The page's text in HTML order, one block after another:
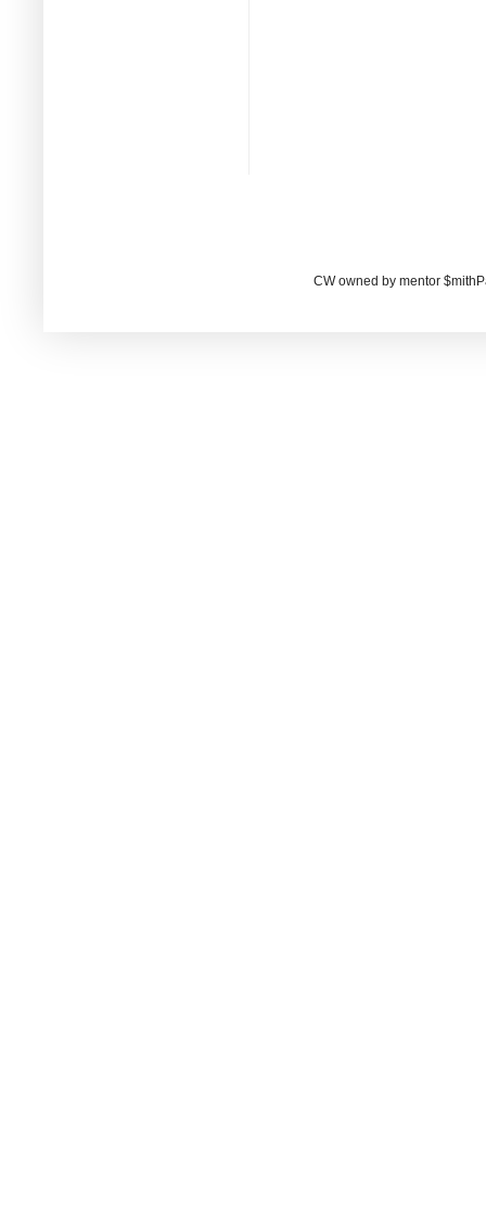
CW owned by mentor